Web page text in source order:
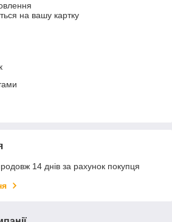
на вашу картку
14 днів за рахунок покупця